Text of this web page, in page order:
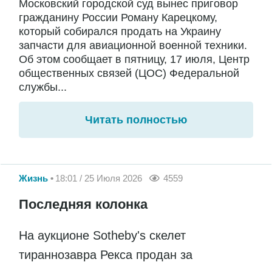
Московский городской суд вынес приговор
гражданину России Роману Карецкому,
который собирался продать на Украину
запчасти для авиационной военной техники.
Об этом сообщает в пятницу, 17 июля, Центр
общественных связей (ЦОС) Федеральной
службы...
Читать полностью
Жизнь 18:01 / 25 Июля 2026 4559
Последняя колонка
На аукционе Sotheby's скелет
тираннозавра Рекса продан за